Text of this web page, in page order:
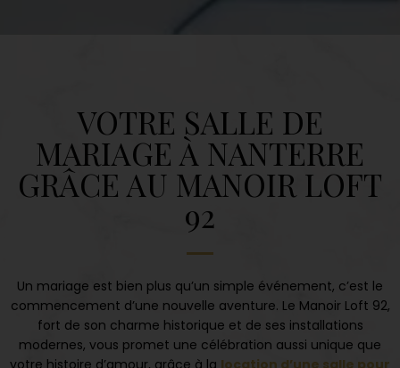
VOTRE SALLE DE
MARIAGE À NANTERRE
GRÂCE AU MANOIR LOFT
92
Un mariage est bien plus qu’un simple événement, c’est le
commencement d’une nouvelle aventure. Le Manoir Loft 92,
fort de son charme historique et de ses installations
modernes, vous promet une célébration aussi unique que